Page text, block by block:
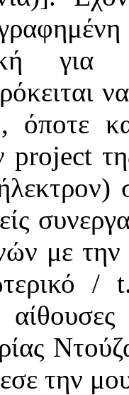
για
project
με
/
την